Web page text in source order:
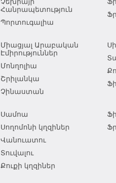
Հանրապետություն
Պորտուգալիա
Միացյալ Արաբական
Էմիրություններ
Մոնղոլիա
Շրիլանկա
Չինաստան
Սամոա
Սողոմոնի կղզիներ
Վանուատու
Տուվալու
Քուքի կղզիներ